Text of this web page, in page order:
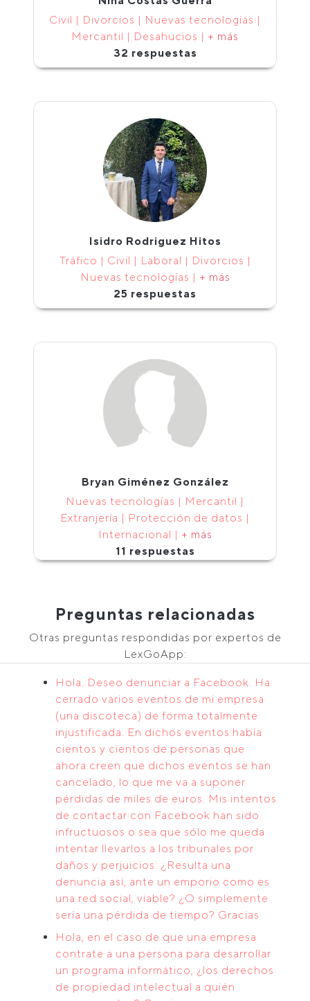
Civil | Divorcios | Nuevas tecnologías |
Mercantil | Desahucios | + más
32 respuestas
Isidro Rodriguez Hitos
Tráfico | Civil | Laboral | Divorcios |
Nuevas tecnologías | + más
25 respuestas
Bryan Giménez González
Nuevas tecnologías | Mercantil |
Extranjería | Protección de datos |
Internacional | + más
11 respuestas
Preguntas relacionadas
Otras preguntas respondidas por expertos de
LexGoApp:
Hola. Deseo denunciar a Facebook. Ha
cerrado varios eventos de mi empresa
(una discoteca) de forma totalmente
injustificada. En dichos eventos había
cientos y cientos de personas que
ahora creen que dichos eventos se han
cancelado, lo que me va a suponer
pérdidas de miles de euros. Mis intentos
de contactar con Facebook han sido
infructuosos o sea que sólo me queda
intentar llevarlos a los tribunales por
daños y perjuicios. ¿Resulta una
denuncia así, ante un emporio como es
una red social, viable? ¿O simplemente
sería una pérdida de tiempo? Gracias
Hola, en el caso de que una empresa
contrate a una persona para desarrollar
un programa informático, ¿los derechos
de propiedad intelectual a quién